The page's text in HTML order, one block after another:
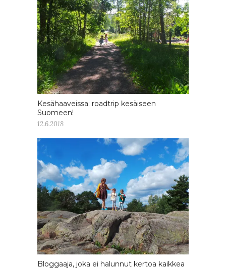
Kesähaaveissa: roadtrip kesäiseen
Suomeen!
12.6.2018
Bloggaaja, joka ei halunnut kertoa kaikkea